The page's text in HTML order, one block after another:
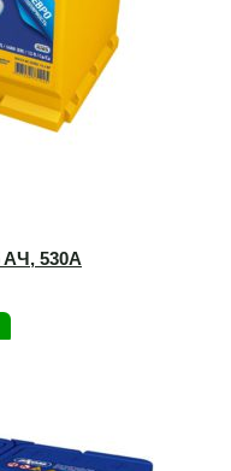
AЧ, 530А